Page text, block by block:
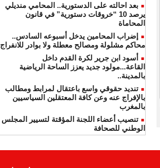
بعد احالته على الدستورية.. المحامي منديلي
يرصد 10 “خروقات دستورية” في قانون
المحاماة
إضراب المحامين يدخل أسبوعه السادس..
محاكم مشلولة ومصالح معطلة ولا بوادر للانفراج
أسود ابن جرير لكرة القدم داخل
القاعة...مولود جديد يعزز الساحة الرياضية
بالمدينة..
تنديد حقوقي واسع باعتقال لمرابط ومطالب
بالإفراج عنه وعن كافة المعتقلين السياسيين
بالمغرب
تنصيب أعضاء اللجنة المؤقتة لتسيير المجلس
الوطني للصحافة